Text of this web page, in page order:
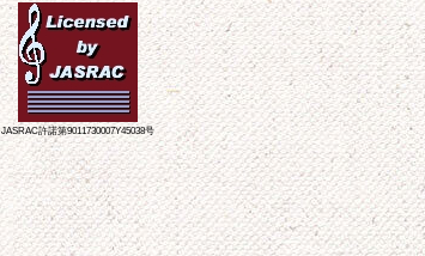
JASRAC許諾第9011730007Y45038号